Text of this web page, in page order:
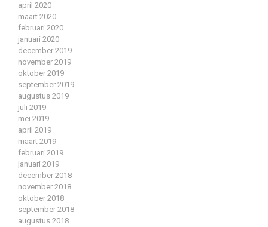
april 2020
maart 2020
februari 2020
januari 2020
december 2019
november 2019
oktober 2019
september 2019
augustus 2019
juli 2019
mei 2019
april 2019
maart 2019
februari 2019
januari 2019
december 2018
november 2018
oktober 2018
september 2018
augustus 2018